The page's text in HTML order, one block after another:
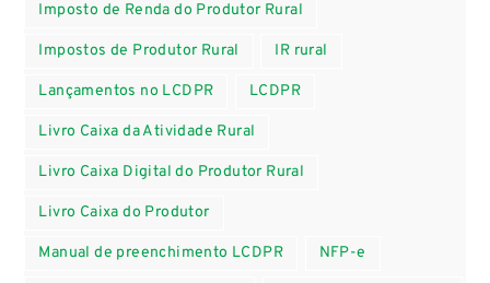
Imposto de Renda do Produtor Rural
Impostos de Produtor Rural IR rural
Lançamentos no LCDPR LCDPR
Livro Caixa da Atividade Rural
Livro Caixa Digital do Produtor Rural
Livro Caixa do Produtor
Manual de preenchimento LCDPR NFP-e